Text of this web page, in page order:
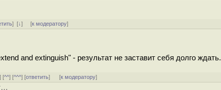
][↓] [к модератору]
and extinguish" - результат не заставит себя долго ждать.
] [^^] [^^^] [ответить] [к модератору]